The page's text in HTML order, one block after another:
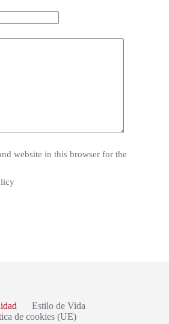
website in this browser for the
Estilo de Vida
de cookies (UE)